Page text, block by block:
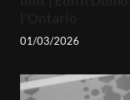
01/03/2026